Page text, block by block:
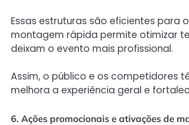
Essas estruturas são eficientes para
montagem rápida permite otimizar
deixam o evento mais profissional.
Assim, o público e os competidores
melhora a experiência geral e
6. Ações promocionais e ativações de